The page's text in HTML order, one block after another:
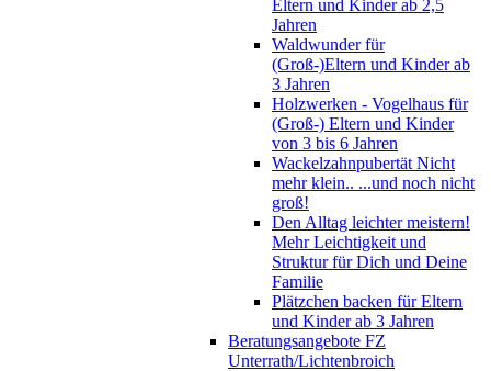
Eltern und Kinder ab 2,5
Jahren
Waldwunder für
(Groß-)Eltern und Kinder ab
3 Jahren
Holzwerken - Vogelhaus für
(Groß-) Eltern und Kinder
von 3 bis 6 Jahren
Wackelzahnpubertät Nicht
mehr klein.. ...und noch nicht
groß!
Den Alltag leichter meistern!
Mehr Leichtigkeit und
Struktur für Dich und Deine
Familie
Plätzchen backen für Eltern
und Kinder ab 3 Jahren
Beratungsangebote FZ
Unterrath/Lichtenbroich